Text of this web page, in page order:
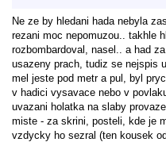
Ne ze by hledani hada nebyla
rezani moc nepomuzou.. takhle
rozbombardoval, nasel.. a had
usazeny prach, tudiz se nejspis
mel jeste pod metr a pul, byl
v hadici vysavace nebo v
uvazani holatka na slaby
miste - za skrini, posteli, kde je
vzdycky ho sezral (ten kousek